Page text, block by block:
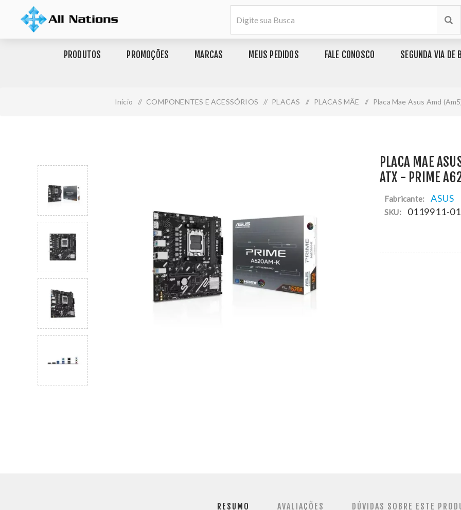
PRODUTOS PROMOÇÕES MARCAS MEUS PEDIDOS FALE CONOSCO SEGUNDA VIA DE
Início / COMPONENTES E ACESSÓRIOS / PLACAS / PLACAS MÃE / Placa Mae Asus Amd
PLACA MAE
ATX - PRIME
Fabricante: ASUS
SKU: 0119911-01
RESUMO AVALIAÇÕES DÚVIDAS SOBRE ESTE